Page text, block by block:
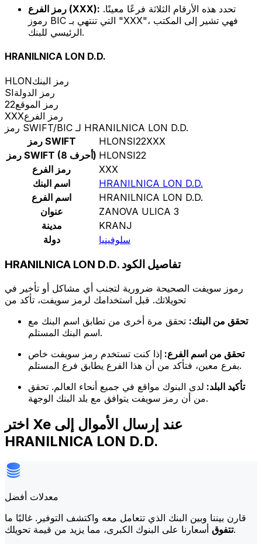
رمز الفرع (XXX):
رموز BIC التي تنتهي بـ "XXX"، فهي تشير إلى المكتب
الرئيسي للبنك.
HRANILNICA LON D.D.
HLONرمز البنك
SIرمز الدولة
22رمز الموقع
XXXرمز الفرع
رمز SWIFT/BIC لـ HRANILNICA LON D.D.
رمز SWIFT
HLONSI22XXX
رمز SWIFT (8 أحرف) HLONSI22
رمز الفرع
XXX
اسم البنك
HRANILNICA LON D.D.
اسم الفرع
HRANILNICA LON D.D.
عنوان
ZANOVA ULICA 3
مدينة
KRANJ
دولة
سلوفينيا
HRANILNICA LON D.D. تفاصيل الكود
رموز سويفت الصحيحة ضرورية لتجنب أي مشاكل أو تأخير في
تحويلاتك. قبل استخدامك لرمز سويفت، تأكد من
تحقق من البنك: تحقق مرة أخرى من تطابق اسم البنك مع
اسم البنك المستلم.
تحقق من اسم الفرع: إذا كنت تستخدم رمز سويفت خاص
بفرع معين، فتأكد من أن هذا الفرع يطابق فرع المستلم.
تأكيد البلد: لدى البنوك مواقع في جميع أنحاء العالم. تحقق
من أن رمز سويفت يتوافق مع بلد البنك الوجهة.
اختر Xe عند إرسال الأموال إلى
HRANILNICA LON D.D.
معدلات أفضل
قارن بيننا وبين البنك الذي تتعامل معه واكتشف التوفير. غالبًا ما
تتفوقأسعارنا على البنوك الكبرى، مما يزيد من قيمة تحويلك.